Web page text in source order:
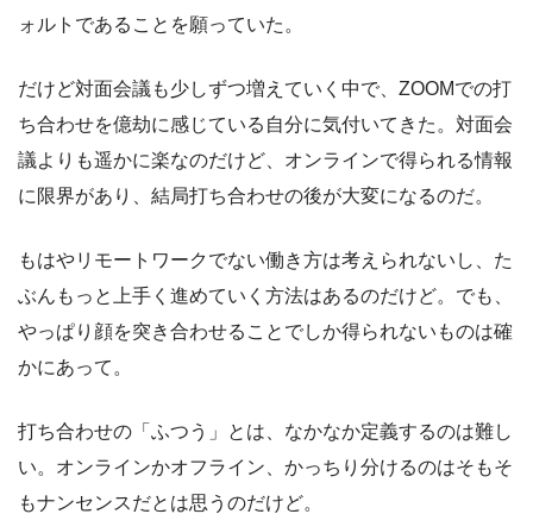
ォルトであることを願っていた。
だけど対面会議も少しずつ増えていく中で、ZOOMでの打
ち合わせを億劫に感じている自分に気付いてきた。対面会
議よりも遥かに楽なのだけど、オンラインで得られる情報
に限界があり、結局打ち合わせの後が大変になるのだ。
もはやリモートワークでない働き方は考えられないし、た
ぶんもっと上手く進めていく方法はあるのだけど。でも、
やっぱり顔を突き合わせることでしか得られないものは確
かにあって。
打ち合わせの「ふつう」とは、なかなか定義するのは難し
い。オンラインかオフライン、かっちり分けるのはそもそ
もナンセンスだとは思うのだけど。